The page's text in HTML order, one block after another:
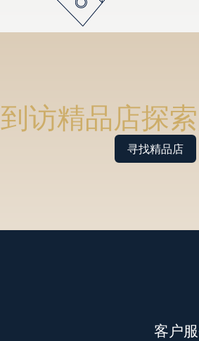
到访精品店探
寻找精品店
客户